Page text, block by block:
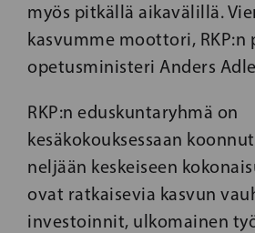
myös pitkällä aikavälillä.
kasvumme moottori, RKP:n
opetusministeri Anders
RKP:n eduskuntaryhmä on
kesäkokouksessaan
neljään keskeiseen
ovat ratkaisevia kasvun
investoinnit, ulkomainen